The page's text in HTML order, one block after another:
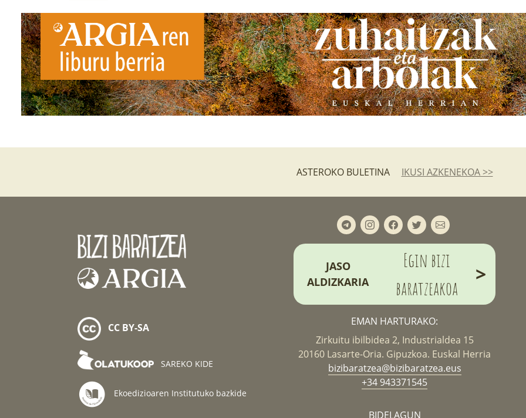
ASTEROKO BULETINA IKUSI AZKENEKOA >>
CC BY-SA
SAREKO KIDE
Ekoedizioaren Institutuko bazkide
JASO
ALDIZKARIA
Egin bizi
baratzeakoa
>
EMAN HARTURAKO:
Zirkuitu ibilbidea 2, Industrialdea 15
20160 Lasarte-Oria. Gipuzkoa. Euskal Herria
bizibaratzea@bizibaratzea.eus
+34 943371545
BIDELAGUN